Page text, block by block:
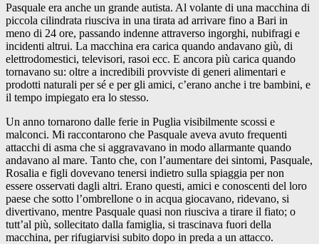
Pasquale era anche un grande autista. Al volante di una macchina di
piccola cilindrata riusciva in una tirata ad arrivare fino a Bari in
meno di 24 ore, passando indenne attraverso ingorghi, nubifragi e
incidenti altrui. La macchina era carica quando andavano giù, di
elettrodomestici, televisori, rasoi ecc. E ancora più carica quando
tornavano su: oltre a incredibili provviste di generi alimentari e
prodotti naturali per sé e per gli amici, c’erano anche i tre bambini, e
il tempo impiegato era lo stesso.
Un anno tornarono dalle ferie in Puglia visibilmente scossi e
malconci. Mi raccontarono che Pasquale aveva avuto frequenti
attacchi di asma che si aggravavano in modo allarmante quando
andavano al mare. Tanto che, con l’aumentare dei sintomi, Pasquale,
Rosalia e figli dovevano tenersi indietro sulla spiaggia per non
essere osservati dagli altri. Erano questi, amici e conoscenti del loro
paese che sotto l’ombrellone o in acqua giocavano, ridevano, si
divertivano, mentre Pasquale quasi non riusciva a tirare il fiato; o
tutt’al più, sollecitato dalla famiglia, si trascinava fuori della
macchina, per rifugiarvisi subito dopo in preda a un attacco.